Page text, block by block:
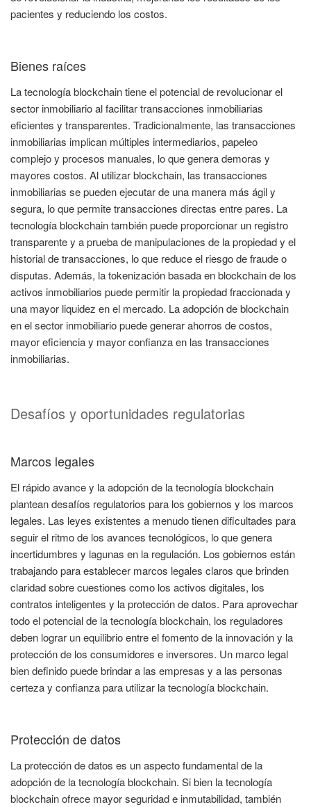
pacientes y reduciendo los costos.
Bienes raíces
La tecnología blockchain tiene el potencial de revolucionar el
sector inmobiliario al facilitar transacciones inmobiliarias
eficientes y transparentes. Tradicionalmente, las transacciones
inmobiliarias implican múltiples intermediarios, papeleo
complejo y procesos manuales, lo que genera demoras y
mayores costos. Al utilizar blockchain, las transacciones
inmobiliarias se pueden ejecutar de una manera más ágil y
segura, lo que permite transacciones directas entre pares. La
tecnología blockchain también puede proporcionar un registro
transparente y a prueba de manipulaciones de la propiedad y el
historial de transacciones, lo que reduce el riesgo de fraude o
disputas. Además, la tokenización basada en blockchain de los
activos inmobiliarios puede permitir la propiedad fraccionada y
una mayor liquidez en el mercado. La adopción de blockchain
en el sector inmobiliario puede generar ahorros de costos,
mayor eficiencia y mayor confianza en las transacciones
inmobiliarias.
Desafíos y oportunidades regulatorias
Marcos legales
El rápido avance y la adopción de la tecnología blockchain
plantean desafíos regulatorios para los gobiernos y los marcos
legales. Las leyes existentes a menudo tienen dificultades para
seguir el ritmo de los avances tecnológicos, lo que genera
incertidumbres y lagunas en la regulación. Los gobiernos están
trabajando para establecer marcos legales claros que brinden
claridad sobre cuestiones como los activos digitales, los
contratos inteligentes y la protección de datos. Para aprovechar
todo el potencial de la tecnología blockchain, los reguladores
deben lograr un equilibrio entre el fomento de la innovación y la
protección de los consumidores e inversores. Un marco legal
bien definido puede brindar a las empresas y a las personas
certeza y confianza para utilizar la tecnología blockchain.
Protección de datos
La protección de datos es un aspecto fundamental de la
adopción de la tecnología blockchain. Si bien la tecnología
blockchain ofrece mayor seguridad e inmutabilidad, también